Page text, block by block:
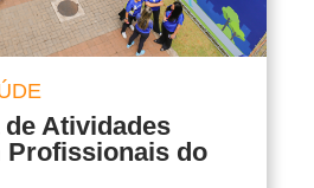
de Atividades
Profissionais do